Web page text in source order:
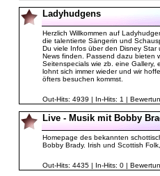
Ladyhudgens
Herzlich Willkommen auf
die talentierte Sängerin und
Du viele Infos über den Disney
News finden. Passend dazu bieten
Seitenspecials wie zb. eine Gallery,
lohnt sich immer wieder und wir
öfters besuchen kommst.
Out-Hits: 4939 | In-Hits: 1 |
Live - Musik mit Bobby
Homepage des bekannten
Bobby Brady. Irish und Scottish
Out-Hits: 4435 | In-Hits: 0 |